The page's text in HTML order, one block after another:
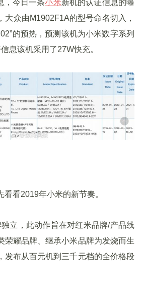
，今日一条小米新机的认证信息的曝
大众由M1902F1A的型号命名切入，
的预热，预测该机为小米数字系列
息该机采用了27W快充。
看2019年小米的新节奏。
立，此动作旨在对红米品牌/产品线
荣耀品牌、继承小米品牌为发烧而生
发布从百元机到三千元档的全价格段